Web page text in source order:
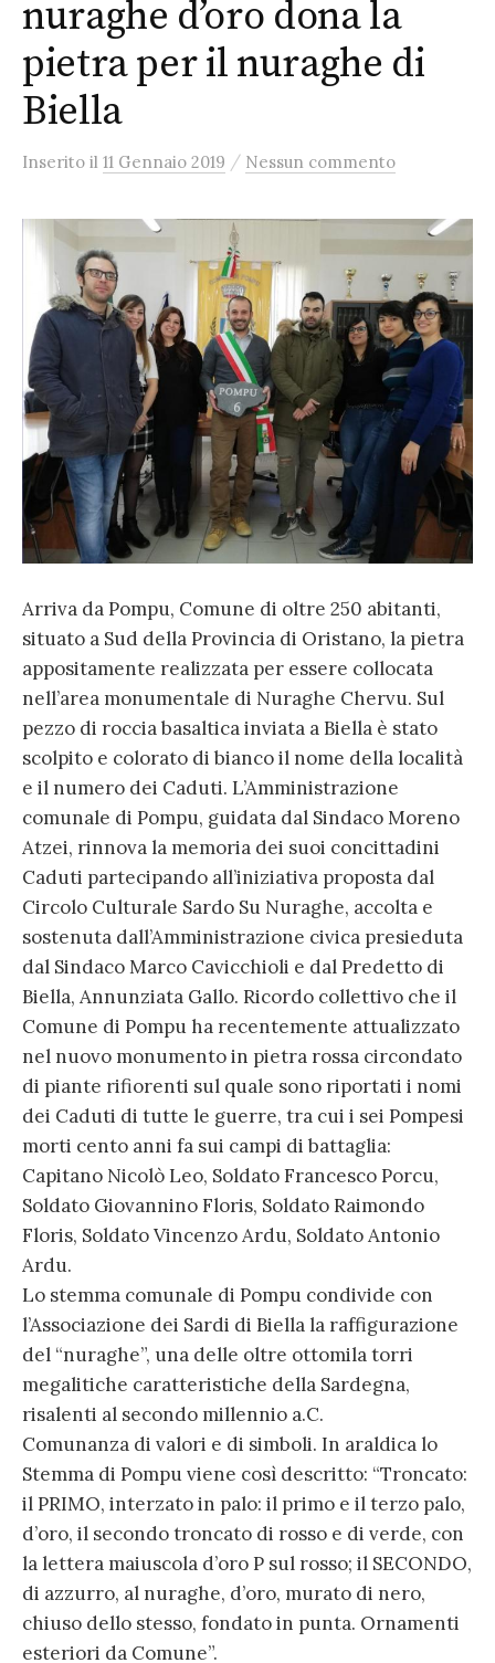
nuraghe d’oro dona la
pietra per il nuraghe di
Biella
Inserito il 11 Gennaio 2019 / Nessun commento
Arriva da Pompu, Comune di oltre 250 abitanti,
situato a Sud della Provincia di Oristano, la pietra
appositamente realizzata per essere collocata
nell’area monumentale di Nuraghe Chervu. Sul
pezzo di roccia basaltica inviata a Biella è stato
scolpito e colorato di bianco il nome della località
e il numero dei Caduti. L’Amministrazione
comunale di Pompu, guidata dal Sindaco Moreno
Atzei, rinnova la memoria dei suoi concittadini
Caduti partecipando all’iniziativa proposta dal
Circolo Culturale Sardo Su Nuraghe, accolta e
sostenuta dall’Amministrazione civica presieduta
dal Sindaco Marco Cavicchioli e dal Predetto di
Biella, Annunziata Gallo. Ricordo collettivo che il
Comune di Pompu ha recentemente attualizzato
nel nuovo monumento in pietra rossa circondato
di piante rifiorenti sul quale sono riportati i nomi
dei Caduti di tutte le guerre, tra cui i sei Pompesi
morti cento anni fa sui campi di battaglia:
Capitano Nicolò Leo, Soldato Francesco Porcu,
Soldato Giovannino Floris, Soldato Raimondo
Floris, Soldato Vincenzo Ardu, Soldato Antonio
Ardu.
Lo stemma comunale di Pompu condivide con
l’Associazione dei Sardi di Biella la raffigurazione
del “nuraghe”, una delle oltre ottomila torri
megalitiche caratteristiche della Sardegna,
risalenti al secondo millennio a.C.
Comunanza di valori e di simboli. In araldica lo
Stemma di Pompu viene così descritto: “Troncato:
il PRIMO, interzato in palo: il primo e il terzo palo,
d’oro, il secondo troncato di rosso e di verde, con
la lettera maiuscola d’oro P sul rosso; il SECONDO,
di azzurro, al nuraghe, d’oro, murato di nero,
chiuso dello stesso, fondato in punta. Ornamenti
esteriori da Comune”.